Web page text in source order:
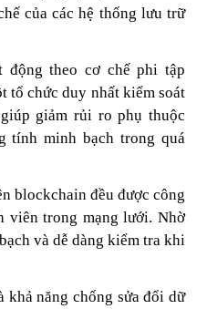
của các hệ thống lưu trữ
động theo cơ chếphi tập
tổ chức duy nhất kiểm soát
giảm rủi ro phụ thuộc
tính minh bạch trong quá
blockchain đều được công
viên trong mạng lưới. Nhờ
và dễ dàng kiểm tra khi
khả năng chống sửa đổi dữ